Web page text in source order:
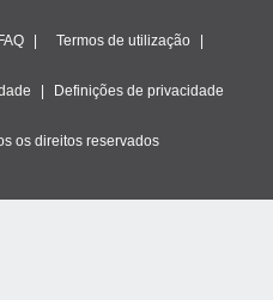
FAQ Termos de utilização
Definições de privacidade
os direitos reservados